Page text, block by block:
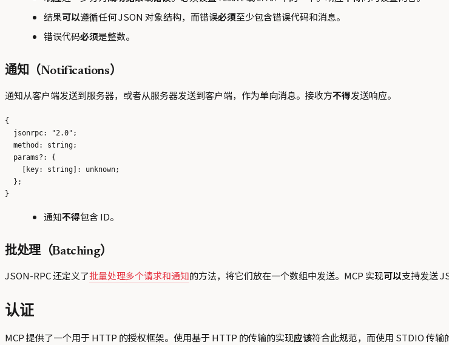
结果可以遵循任何 JSON 对象结构，而错误必须至少包含错误代码和消息。
错误代码必须是整数。
通知（Notifications）
通知从客户端发送到服务器，或者从服务器发送到客户端，作为单向消息。接收方不得发送响应。
{
  jsonrpc: "2.0";
  method: string;
  params?: {
    [key: string]: unknown;
  };
通知不得包含 ID。
批处理（Batching）
JSON-RPC 还定义了批量处理多个请求和通知的方法，将它们放在一个数组中发送。MCP 实现可以支持发送
认证
MCP 提供了一个用于 HTTP 的授权框架。使用基于 HTTP 的传输的实现应该符合此规范，而使用 STDIO 传输